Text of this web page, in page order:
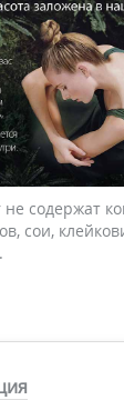
содержат
сои,